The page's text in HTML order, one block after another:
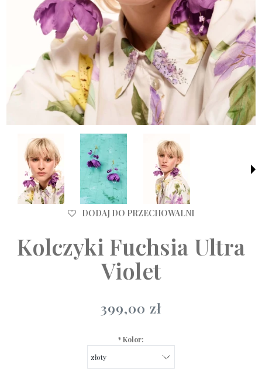
DODAJ DO PRZECHOWALNI
Kolczyki Fuchsia Ultra
Violet
399,00 zł
*Kolor: